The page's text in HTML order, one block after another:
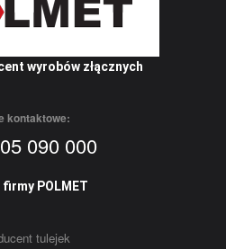
wyrobów złącznych
kontaktowe:
090 000
POLMET
tulejek